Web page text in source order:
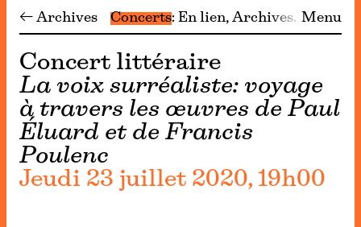
← Archives Concerts En lien Archives Menu
Concert littéraire
La voix surréaliste: voyage
à travers les œuvres de Paul
Éluard et de Francis
Poulenc
Jeudi 23 juillet 2020, 19h00